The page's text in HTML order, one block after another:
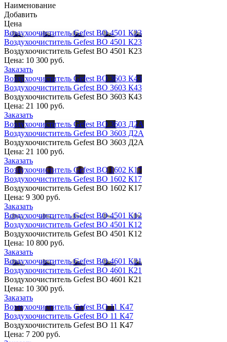
Наименование
Добавить
Цена
Воздухоочиститель Gefest ВО 4501 К23
Воздухоочиститель Gefest ВО 4501 К23
Воздухоочиститель Gefest ВО 4501 К23
Цена: 10 300 руб.
Заказать
Воздухоочиститель Gefest ВО 3603 К43
Воздухоочиститель Gefest ВО 3603 К43
Воздухоочиститель Gefest ВО 3603 К43
Цена: 21 100 руб.
Заказать
Воздухоочиститель Gefest ВО 3603 Д2А
Воздухоочиститель Gefest ВО 3603 Д2А
Воздухоочиститель Gefest ВО 3603 Д2А
Цена: 21 100 руб.
Заказать
Воздухоочиститель Gefest ВО 1602 К17
Воздухоочиститель Gefest ВО 1602 К17
Воздухоочиститель Gefest ВО 1602 К17
Цена: 9 300 руб.
Заказать
Воздухоочиститель Gefest ВО 4501 К12
Воздухоочиститель Gefest ВО 4501 К12
Воздухоочиститель Gefest ВО 4501 К12
Цена: 10 800 руб.
Заказать
Воздухоочиститель Gefest ВО 4601 К21
Воздухоочиститель Gefest ВО 4601 К21
Воздухоочиститель Gefest ВО 4601 К21
Цена: 10 300 руб.
Заказать
Воздухоочиститель Gefest ВО 11 К47
Воздухоочиститель Gefest ВО 11 К47
Воздухоочиститель Gefest ВО 11 К47
Цена: 7 200 руб.